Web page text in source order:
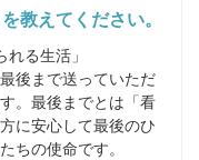
教えてください。
る生活」
後まで送っていただ
。最後までとは「看
に安心して最後のひ
ちの使命です。